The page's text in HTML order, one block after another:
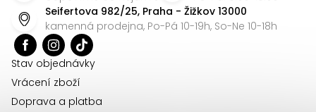
Seifertova 982/25, Praha - Žižkov 13000
kamenná prodejna, Po-Pá 10-19h, So-Ne 10-18h
Stav objednávky
Vrácení zboží
Doprava a platba